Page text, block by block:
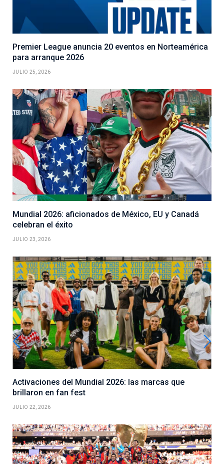
Premier League anuncia 20 eventos en Norteamérica
para arranque 2026
JULIO 25, 2026
Mundial 2026: aficionados de México, EU y Canadá
celebran el éxito
JULIO 23, 2026
Activaciones del Mundial 2026: las marcas que
brillaron en fan fest
JULIO 22, 2026